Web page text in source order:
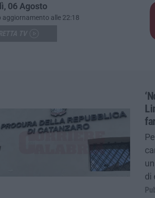
06 Agosto
aggiornamento alle 22:18
di